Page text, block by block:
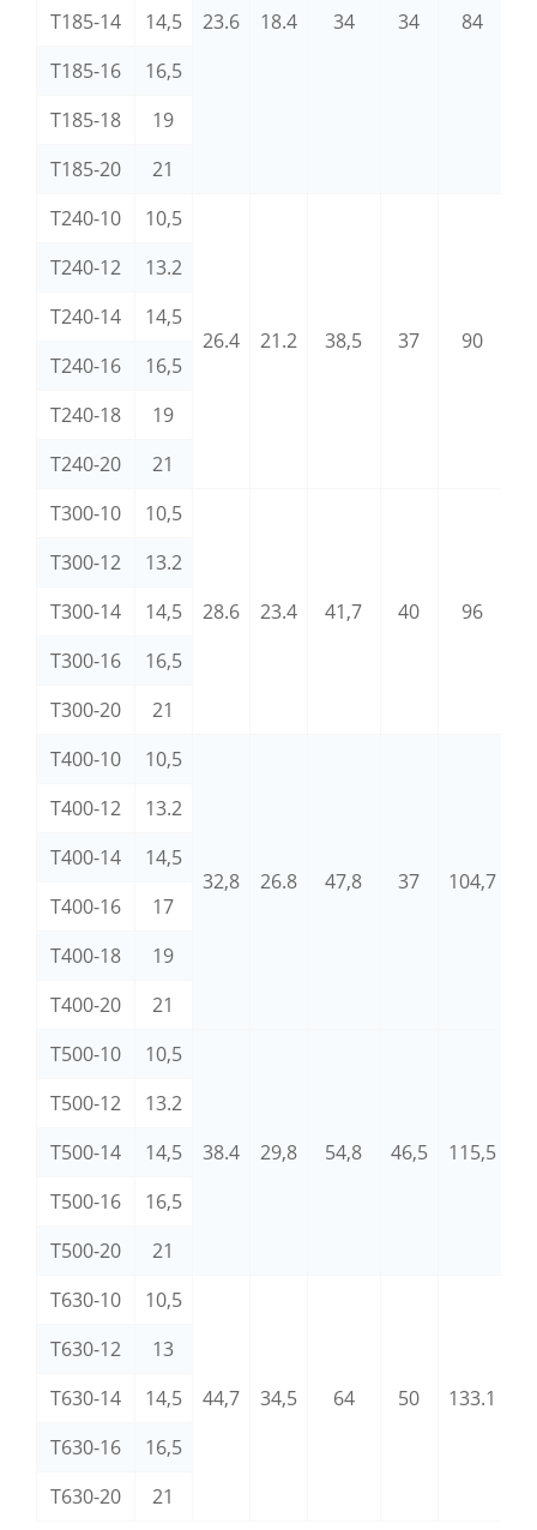
23.6 18.4 34 34 84
T185-14
14,5
T185-16
16,5
T185-18
19
T185-20
21
T240-10
10,5
26.4 21.2 38,5 37 90
T240-12
13.2
T240-14
14,5
T240-16
16,5
T240-18
19
T240-20
21
T300-10
10,5
28.6 23.4 41,7 40 96
T300-12
13.2
T300-14
14,5
T300-16
16,5
T300-20
21
T400-10
10,5
32,8 26.8 47,8 37 104,7
T400-12
13.2
T400-14
14,5
T400-16
17
T400-18
19
T400-20
21
T500-10
10,5
38.4 29,8 54,8 46,5 115,5
T500-12
13.2
T500-14
14,5
T500-16
16,5
T500-20
21
T630-10
10,5
44,7 34,5 64 50 133.1
T630-12
13
T630-14
14,5
T630-16
16,5
T630-20
21